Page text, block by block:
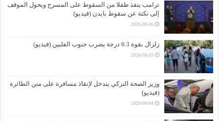
ترامب ينقذ طفلا من السقوط على المسرح ويحول الموقف
إلى نكتة عن سقوط بايدن (فيديو)
2026-08-06
زلزال بقوة 6.3 درجة يضرب جنوب الفلبين (فيديو)
2026-08-05
وزير الصحة التركي يتدخل لإنقاذ مسافرة على متن الطائرة
(فيديو)
2026-08-04